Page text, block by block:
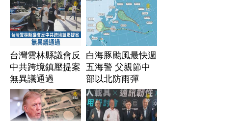
台灣雲林縣議會反
中共跨境鎮壓提案
無異議通過
白海豚颱風最快週
五海警 父親節中
部以北防雨彈